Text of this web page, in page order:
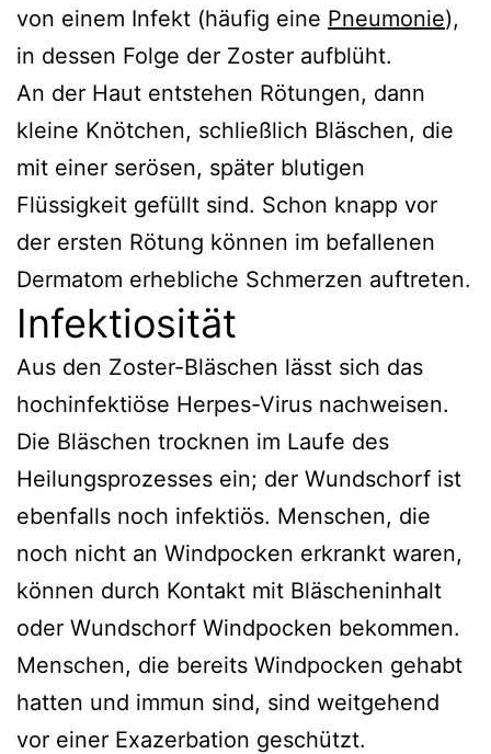
von einem Infekt (häufig eine Pneumonie),
in dessen Folge der Zoster aufblüht.
An der Haut entstehen Rötungen, dann
kleine Knötchen, schließlich Bläschen, die
mit einer serösen, später blutigen
Flüssigkeit gefüllt sind. Schon knapp vor
der ersten Rötung können im befallenen
Dermatom erhebliche Schmerzen auftreten.
Infektiosität
Aus den Zoster-Bläschen lässt sich das
hochinfektiöse Herpes-Virus nachweisen.
Die Bläschen trocknen im Laufe des
Heilungsprozesses ein; der Wundschorf ist
ebenfalls noch infektiös. Menschen, die
noch nicht an Windpocken erkrankt waren,
können durch Kontakt mit Bläscheninhalt
oder Wundschorf Windpocken bekommen.
Menschen, die bereits Windpocken gehabt
hatten und immun sind, sind weitgehend
vor einer Exazerbation geschützt.